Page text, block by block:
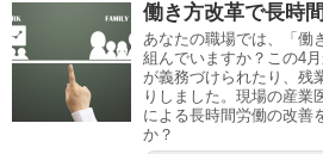
働き方改革で長時
あなたの職場では、「働
組んでいますか？この4
が義務づけられたり、残
りしました。現場の産業
による長時間労働の改善
か？